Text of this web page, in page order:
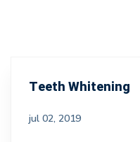
Teeth Whitening
jul 02, 2019